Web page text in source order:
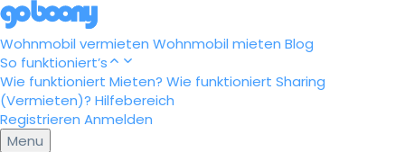
Wohnmobil vermieten Wohnmobil mieten Blog
So funktioniert’s
Wie funktioniert Mieten? Wie funktioniert Sharing
(Vermieten)? Hilfebereich
Registrieren Anmelden
Menu